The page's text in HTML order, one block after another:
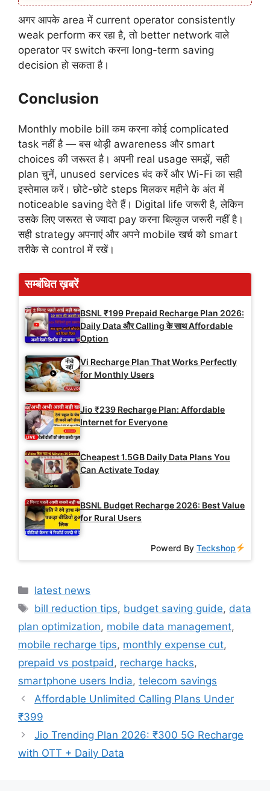
अगर आपके area में current operator consistently
weak perform कर रहा है, तो better network वाले
operator पर switch करना long-term saving
decision हो सकता है।
Conclusion
Monthly mobile bill कम करना कोई complicated
task नहीं है — बस थोड़ी awareness और smart
choices की जरूरत है। अपनी real usage समझें, सही
plan चुनें, unused services बंद करें और Wi-Fi का सही
इस्तेमाल करें। छोटे-छोटे steps मिलकर महीने के अंत में
noticeable saving देते हैं। Digital life जरूरी है, लेकिन
उसके लिए जरूरत से ज्यादा pay करना बिल्कुल जरूरी नहीं है।
सही strategy अपनाएं और अपने mobile खर्च को smart
तरीके से control में रखें।
सम्बंधित ख़बरें
BSNL ₹199 Prepaid Recharge Plan 2026:
Daily Data और Calling के साथ Affordable
Option
Vi Recharge Plan That Works Perfectly
for Monthly Users
Jio ₹239 Recharge Plan: Affordable
Internet for Everyone
Cheapest 1.5GB Daily Data Plans You
Can Activate Today
BSNL Budget Recharge 2026: Best Value
for Rural Users
Powerd ByTeckshop
Categories
latest news
Tags
bill reduction tips, budget saving guide, data
plan optimization, mobile data management,
mobile recharge tips, monthly expense cut,
prepaid vs postpaid , recharge hacks,
smartphone users India, telecom savings
Affordable Unlimited Calling Plans Under
₹399
Jio Trending Plan 2026: ₹300 5G Recharge
with OTT + Daily Data